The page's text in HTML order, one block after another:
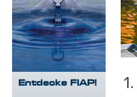
Entdecke FIAP!